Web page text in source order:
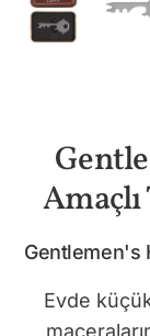
Gentlemen's
Evde